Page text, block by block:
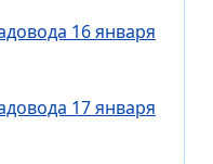
16 января
17 января